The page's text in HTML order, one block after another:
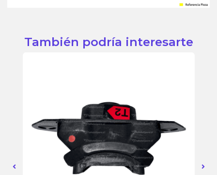
También podría interesarte